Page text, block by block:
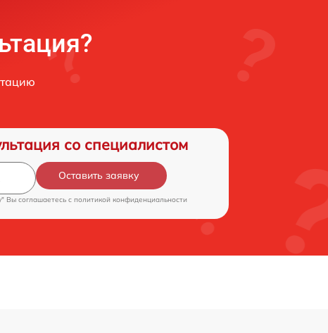
со специалистом
Оставить заявку
Вы соглашаетесь c политикой конфиденциальности